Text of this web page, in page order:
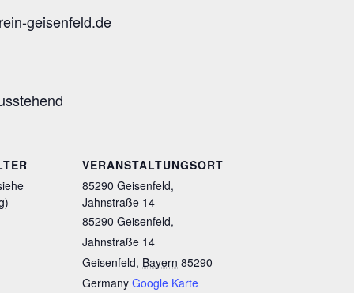
geisenfeld.de
VERANSTALTUNGSORT
85290 Geisenfeld,
Jahnstraße 14
85290 Geisenfeld,
Jahnstraße 14
Geisenfeld, Bayern 85290
Germany Google Karte